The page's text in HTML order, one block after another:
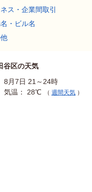
ス・企業間取引
・ビル名
谷区の天気
8月7日 21～24時
気温： 28℃
（ 週間天気 ）